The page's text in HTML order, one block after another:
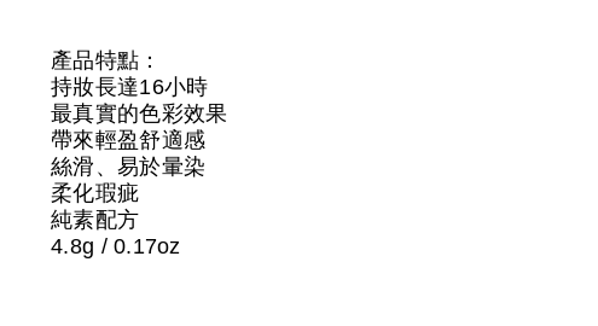
產品特點：
持妝長達16小時
最真實的色彩效果
帶來輕盈舒適感
絲滑、易於暈染
柔化瑕疵
純素配方
4.8g / 0.17oz